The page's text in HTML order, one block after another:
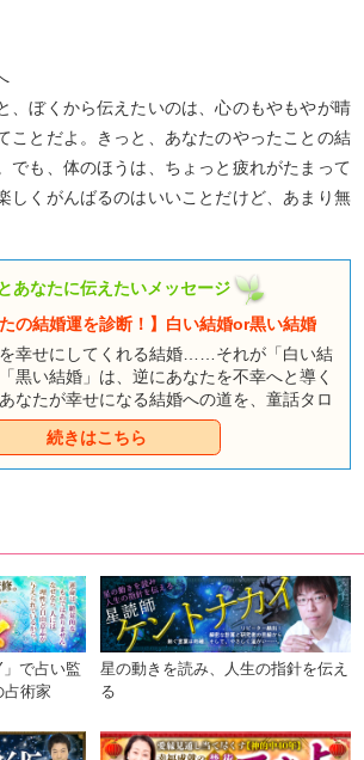
、ぼくから伝えたいのは、心のもやもやが晴
ことだよ。きっと、あなたのやったことの結
でも、体のほうは、ちょっと疲れがたまって
しくがんばるのはいいことだけど、あまり無
あなたに伝えたいメッセージ
たの結婚運を診断！】白い結婚or黒い結婚
幸せにしてくれる結婚……それが「白い結
黒い結婚」は、逆にあなたを不幸へと導く
なたが幸せになる結婚への道を、童話タロ
一緒に見つけに行きましょう。
続きはこちら
」で占い監
占術家
星の動きを読み、人生の指針を伝え
る